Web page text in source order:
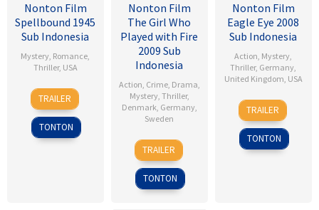
Nonton Film
Spellbound 1945
Sub Indonesia
Mystery, Romance,
Thriller, USA
8
Nov
1945
Alfred
Hitchcock
TRAILER
TONTON
Nonton Film
The Girl Who
Played with Fire
2009 Sub
Indonesia
Action, Crime, Drama,
Mystery, Thriller,
Denmark, Germany,
Sweden
18
Sep
2009
Daniel
Alfredson
TRAILER
TONTON
Nonton Film
Eagle Eye 2008
Sub Indonesia
Action, Mystery,
Thriller, Germany,
United Kingdom, USA
25
Sep
2008
D.J.
Caruso
TRAILER
TONTON